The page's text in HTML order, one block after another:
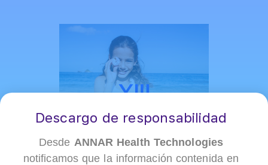
Descargo de responsabilidad
Desde ANNAR Health Technologies
notificamos que la información contenida en